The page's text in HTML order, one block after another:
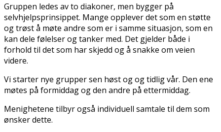
Gruppen ledes av to diakoner, men bygger på
selvhjelpsprinsippet. Mange opplever det som en støtte
og trøst å møte andre som er i samme situasjon, som en
kan dele følelser og tanker med. Det gjelder både i
forhold til det som har skjedd og å snakke om veien
videre.
Vi starter nye grupper sen høst og og tidlig vår. Den ene
møtes på formiddag og den andre på ettermiddag.
Menighetene tilbyr også individuell samtale til dem som
ønsker dette.